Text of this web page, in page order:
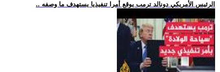
.. الرئيس الأمريكي دونالد ترمب يوقع أمرا تنفيذيا يستهدف ما وصفه